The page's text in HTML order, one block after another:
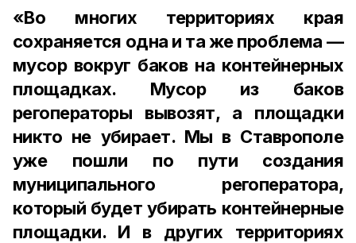
«Во многих территориях края
сохраняется одна и та же проблема —
мусор вокруг баков на контейнерных
площадках. Мусор из баков
регоператоры вывозят, а площадки
никто не убирает. Мы в Ставрополе
уже пошли по пути создания
муниципального регоператора,
который будет убирать контейнерные
площадки. И в других территориях